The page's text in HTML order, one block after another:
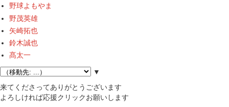
野球よもやま
野茂英雄
矢崎拓也
鈴木誠也
髙太一
▼
来てくださってありがとうございます
よろしければ応援クリックお願いします